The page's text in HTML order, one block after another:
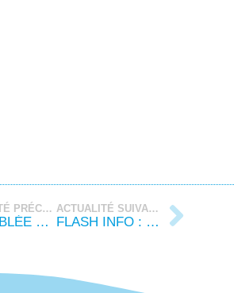
ACTUALITÉ PRÉCÉDENTE
ASSEMBLÉE GÉNÉRALE UNSA-DÉFENSE – CMG LYON – AVRIL 2025
ACTUALITÉ SUIVANTE
FLASH INFO : L’UNSA DÉFENSE S’ENGAGE